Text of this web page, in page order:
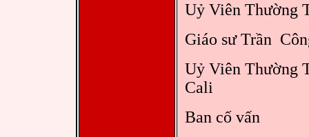
Uỷ Viên Thường
Giáo sư Trần
Uỷ Viên Thường
Cali
Ban cố vấn